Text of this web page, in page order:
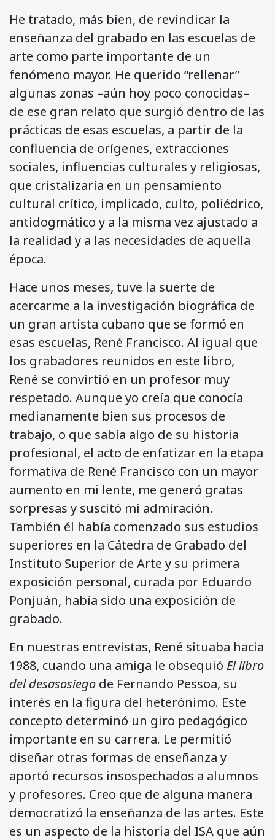
He tratado, más bien, de revindicar la
enseñanza del grabado en las escuelas de
arte como parte importante de un
fenómeno mayor. He querido “rellenar”
algunas zonas –aún hoy poco conocidas–
de ese gran relato que surgió dentro de las
prácticas de esas escuelas, a partir de la
confluencia de orígenes, extracciones
sociales, influencias culturales y religiosas,
que cristalizaría en un pensamiento
cultural crítico, implicado, culto, poliédrico,
antidogmático y a la misma vez ajustado a
la realidad y a las necesidades de aquella
época.
Hace unos meses, tuve la suerte de
acercarme a la investigación biográfica de
un gran artista cubano que se formó en
esas escuelas, René Francisco. Al igual que
los grabadores reunidos en este libro,
René se convirtió en un profesor muy
respetado. Aunque yo creía que conocía
medianamente bien sus procesos de
trabajo, o que sabía algo de su historia
profesional, el acto de enfatizar en la etapa
formativa de René Francisco con un mayor
aumento en mi lente, me generó gratas
sorpresas y suscitó mi admiración.
También él había comenzado sus estudios
superiores en la Cátedra de Grabado del
Instituto Superior de Arte y su primera
exposición personal, curada por Eduardo
Ponjuán, había sido una exposición de
grabado.
En nuestras entrevistas, René situaba hacia
1988, cuando una amiga le obsequió El libro
del desasosiego de Fernando Pessoa, su
interés en la figura del heterónimo. Este
concepto determinó un giro pedagógico
importante en su carrera. Le permitió
diseñar otras formas de enseñanza y
aportó recursos insospechados a alumnos
y profesores. Creo que de alguna manera
democratizó la enseñanza de las artes. Este
es un aspecto de la historia del ISA que aún